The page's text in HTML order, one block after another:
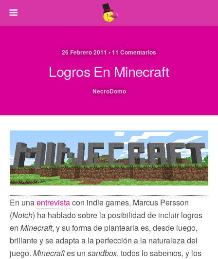
26 Febrero 2011 • 11 Comentarios
Logros En Minecraft
NecroDomo
En unaentrevistacon indie games, Marcus Persson
(Notch) ha hablado sobre la posibilidad de incluir logros
en Minecraft, y su forma de plantearla es, desde luego,
brillante y se adapta a la perfección a la naturaleza del
juego. Minecraftes un sandbox, todos lo sabemos, y los